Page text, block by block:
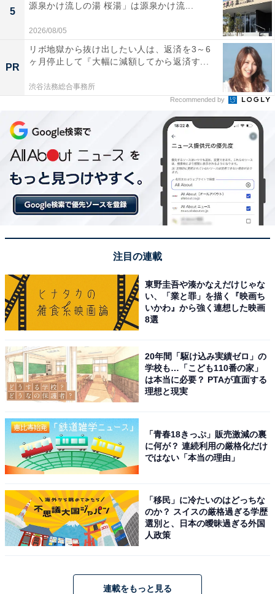
5
源泉かけ流しの湯 桜湯」は源泉かけ流...
2026/08/05
PR
リボ地獄から抜け出したい人は、返済を3～6
ヶ月停止して『大幅に減額してから返済す...
渋谷法務総合事務所
Recommended by
注目の連載
東野圭吾や湊かなえだけじゃな
い、「業と罪」を描く『映画ち
いかわ』から強く連想した映画
8選
20年間「駆け込み実績ゼロ」の
学校も…「こども110番の家」
は本当に必要？ PTAが直面する
理想と現実
「青春18きっぷ」販売激減の裏
に何が？ 連続利用の厳格化だけ
ではない「本当の理由」
「移民」に冷たいのはどっちな
のか？ スイスの厳格過ぎる学歴
選別と、日本の曖昧過ぎる外国
人政策
連載をもっと見る